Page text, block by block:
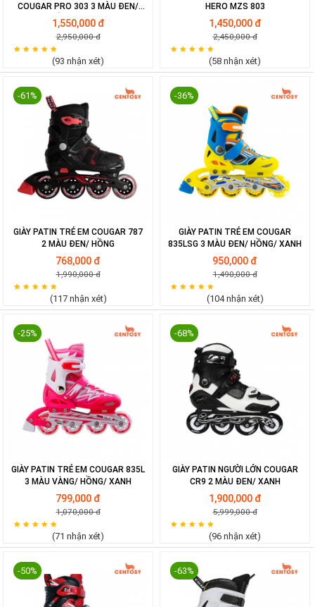
COUGAR PRO 303 3 MÀU ĐEN/
HỒNG/ XANH
1,550,000 đ
2,950,000 đ
(93 nhận xét)
HERO MZS 803
1,450,000 đ
2,450,000 đ
(58 nhận xét)
-61%
GIÀY PATIN TRẺ EM COUGAR 787
2 MÀU ĐEN/ HỒNG
768,000 đ
1,990,000 đ
(117 nhận xét)
-36%
GIÀY PATIN TRẺ EM COUGAR
835LSG 3 MÀU ĐEN/ HỒNG/ XANH
950,000 đ
1,490,000 đ
(104 nhận xét)
-25%
GIÀY PATIN TRẺ EM COUGAR 835L
3 MÀU VÀNG/ HỒNG/ XANH
799,000 đ
1,070,000 đ
(71 nhận xét)
-68%
GIÀY PATIN NGƯỜI LỚN COUGAR
CR9 2 MÀU ĐEN/ XANH
1,900,000 đ
5,999,000 đ
(96 nhận xét)
-50% -63%